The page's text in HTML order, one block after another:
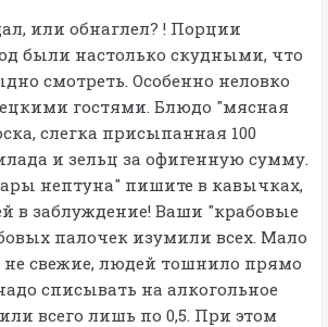
или обнаглел? ! Порции
были настолько скудными, что
смотреть. Особенно неловко
гостями. Блюдо "мясная
слегка присыпанная 100
и зельц за офигенную сумму.
нептуна" пишите в кавычках,
в заблуждение! Ваши "крабовые
палочек изумили всех. Мало
не свежие, людей тошнило прямо
списывать на алкогольное
всего лишь по 0,5. При этом